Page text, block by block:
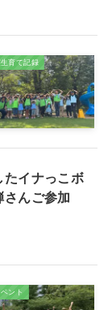
生育て記録
たイナっこボ
さんご参加
ベント